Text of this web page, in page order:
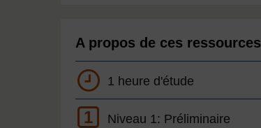
A propos de ces ressources
1 heure d'étude
1 Niveau 1: Préliminaire